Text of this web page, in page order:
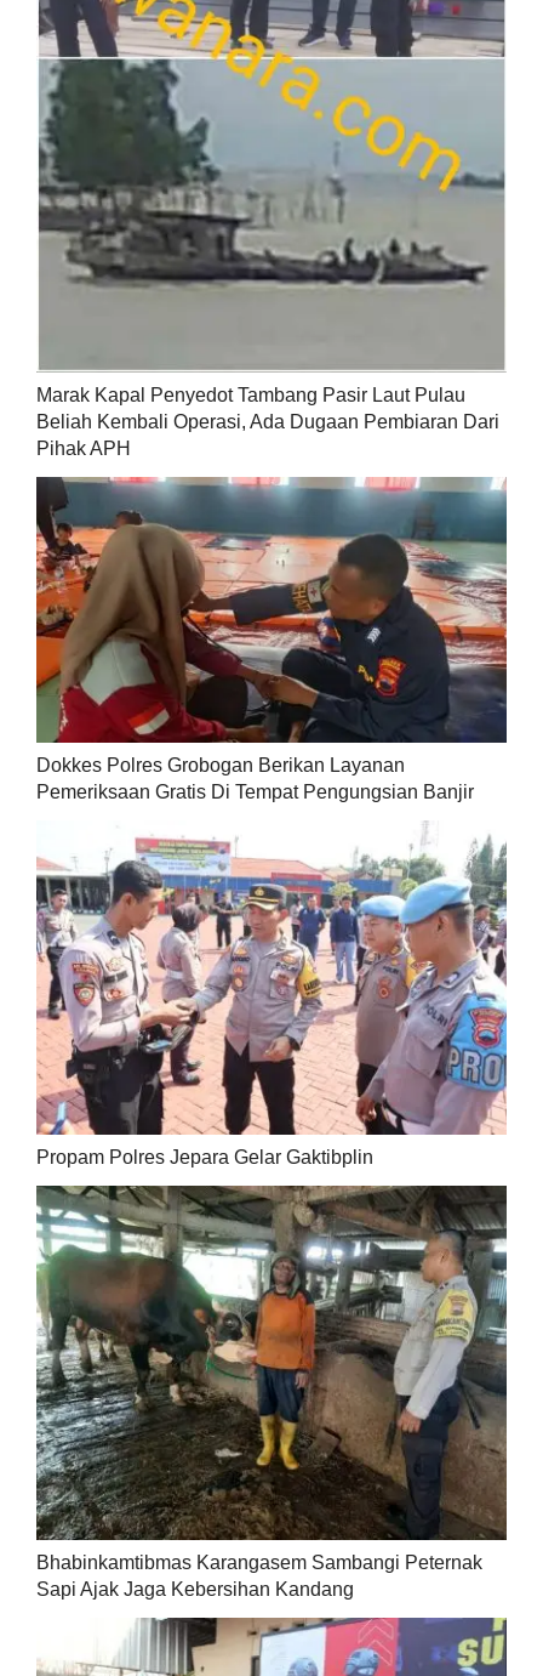
Marak Kapal Penyedot Tambang Pasir Laut Pulau
Beliah Kembali Operasi, Ada Dugaan Pembiaran Dari
Pihak APH
Dokkes Polres Grobogan Berikan Layanan
Pemeriksaan Gratis Di Tempat Pengungsian Banjir
Propam Polres Jepara Gelar Gaktibplin
Bhabinkamtibmas Karangasem Sambangi Peternak
Sapi Ajak Jaga Kebersihan Kandang